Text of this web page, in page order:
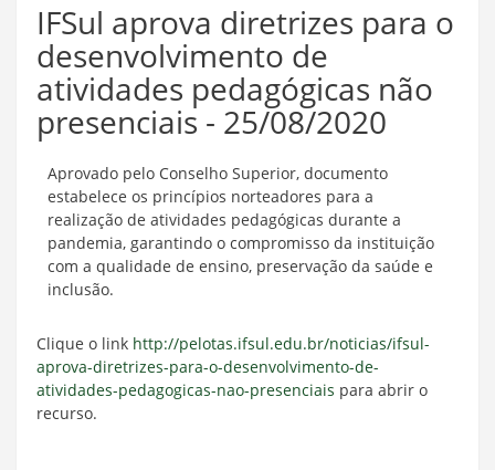
IFSul aprova diretrizes para o
desenvolvimento de
atividades pedagógicas não
presenciais - 25/08/2020
Aprovado pelo Conselho Superior, documento
estabelece os princípios norteadores para a
realização de atividades pedagógicas durante a
pandemia, garantindo o compromisso da instituição
com a qualidade de ensino, preservação da saúde e
inclusão.
Clique o link http://pelotas.ifsul.edu.br/noticias/ifsul-
aprova-diretrizes-para-o-desenvolvimento-de-
atividades-pedagogicas-nao-presenciais para abrir o
recurso.